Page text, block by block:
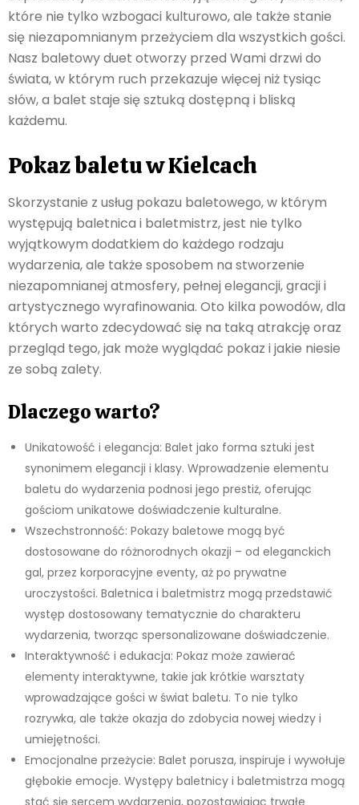
które nie tylko wzbogaci kulturowo, ale także stanie
się niezapomnianym przeżyciem dla wszystkich gości.
Nasz baletowy duet otworzy przed Wami drzwi do
świata, w którym ruch przekazuje więcej niż tysiąc
słów, a balet staje się sztuką dostępną i bliską
każdemu.
Pokaz baletu w Kielcach
Skorzystanie z usług pokazu baletowego, w którym
występują baletnica i baletmistrz, jest nie tylko
wyjątkowym dodatkiem do każdego rodzaju
wydarzenia, ale także sposobem na stworzenie
niezapomnianej atmosfery, pełnej elegancji, gracji i
artystycznego wyrafinowania. Oto kilka powodów, dla
których warto zdecydować się na taką atrakcję oraz
przegląd tego, jak może wyglądać pokaz i jakie niesie
ze sobą zalety.
Dlaczego warto?
Unikatowość i elegancja: Balet jako forma sztuki jest
synonimem elegancji i klasy. Wprowadzenie elementu
baletu do wydarzenia podnosi jego prestiż, oferując
gościom unikatowe doświadczenie kulturalne.
Wszechstronność: Pokazy baletowe mogą być
dostosowane do różnorodnych okazji – od eleganckich
gal, przez korporacyjne eventy, aż po prywatne
uroczystości. Baletnica i baletmistrz mogą przedstawić
występ dostosowany tematycznie do charakteru
wydarzenia, tworząc spersonalizowane doświadczenie.
Interaktywność i edukacja: Pokaz może zawierać
elementy interaktywne, takie jak krótkie warsztaty
wprowadzające gości w świat baletu. To nie tylko
rozrywka, ale także okazja do zdobycia nowej wiedzy i
umiejętności.
Emocjonalne przeżycie: Balet porusza, inspiruje i wywołuje
głębokie emocje. Występy baletnicy i baletmistrza mogą